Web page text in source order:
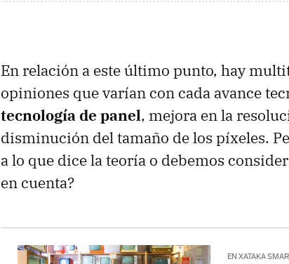
En relación a este último punto, hay
opiniones que varían con cada avance
tecnología de panel, mejora en la
disminución del tamaño de los píxeles.
a lo que dice la teoría o debemos
en cuenta?
EN XATAKA